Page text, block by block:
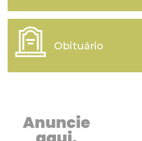
Obituário